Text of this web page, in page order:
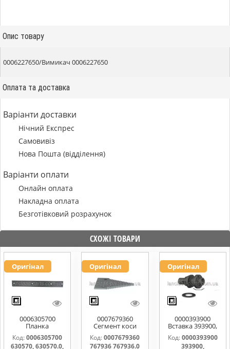
Опис товару
0006227650/Вимикач 0006227650
Оплата та доставка
Варіанти доставки
Нічний Експрес
Самовивіз
Нова Пошта (відділення)
Варіанти оплати
Онлайн оплата
Накладна оплата
Безготівковий розрахунок
СХОЖІ ТОВАРИ
Оригінал
0006305700
Планка
направляюча
630570, 630570.0,
Код:0006305700
630570, 630570.0,
Оригінал
0007679360
Сегмент коси
767936 767936.0
767976.1
Код: 0007679360
767936 767936.0
Оригінал
0000393900
Вставка 393900,
0000393900
Код:0000393900
393900,